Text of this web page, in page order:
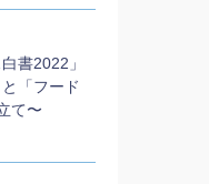
書2022」
「フード
て〜